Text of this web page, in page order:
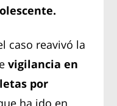
caso reavivó la
vigilancia en
por
ha ido en